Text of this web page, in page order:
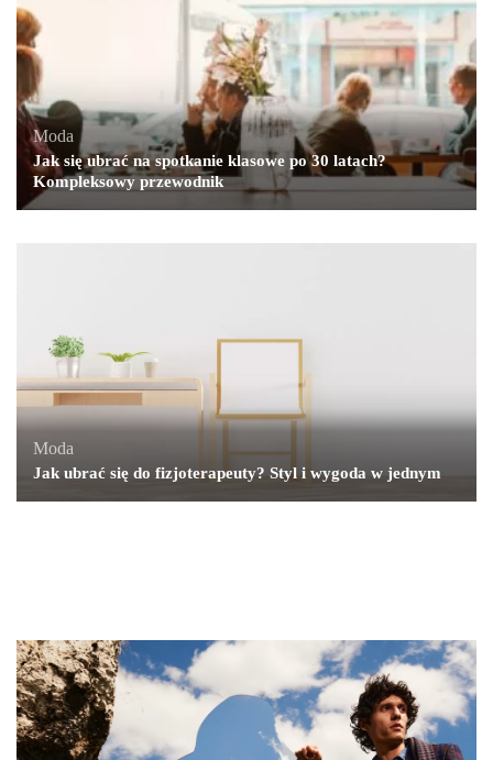
Moda
Jak się ubrać na spotkanie klasowe po 30 latach?
Kompleksowy przewodnik
Moda
Jak ubrać się do fizjoterapeuty? Styl i wygoda w jednym